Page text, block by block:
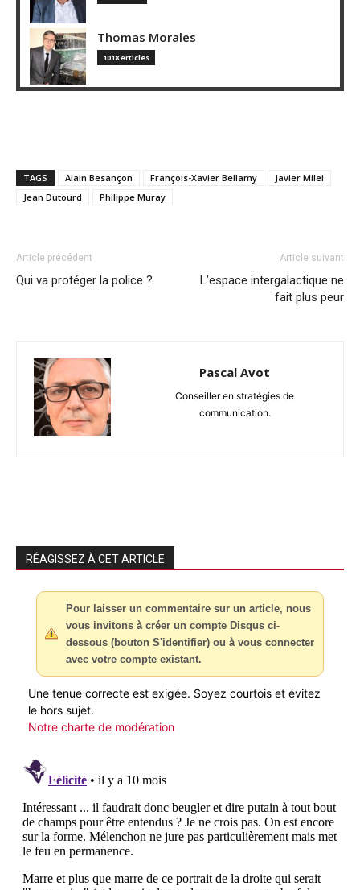
Thomas Morales
1018 Articles
TAGS Alain Besançon François-Xavier Bellamy
Javier Milei
Jean Dutourd
Philippe Muray
Article précédent
Qui va protéger la police ?
Article suivant
L’espace intergalactique ne
fait plus peur
Pascal Avot
Conseiller en stratégies de
communication.
RÉAGISSEZ À CET ARTICLE
Pour laisser un commentaire sur un article, nous
vous invitons à créer un compte Disqus ci-
dessous (bouton S'identifier) ou à vous connecter
avec votre compte existant.
Une tenue correcte est exigée. Soyez courtois et évitez
le hors sujet.
Notre charte de modération